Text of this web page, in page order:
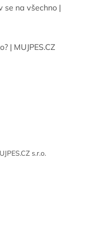
se na všechno |
| MUJPES.CZ
s.r.o.